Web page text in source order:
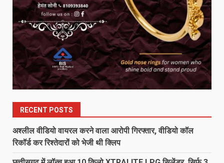
RECENT POSTS
अश्लील वीडियो वायरल करने वाला आरोपी गिरफ्तार, वीडियो कॉल
रिकॉर्ड कर रिश्तेदारों को भेजी थी क्लिप